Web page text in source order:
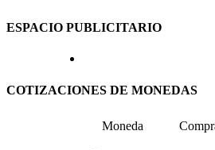
ESPACIO PUBLICITARIO
COTIZACIONES DE MONEDAS
Moneda